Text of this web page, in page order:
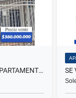
SE VENDE CASA CON 4 APARTAMENTOS VILLA DEL CARMEN